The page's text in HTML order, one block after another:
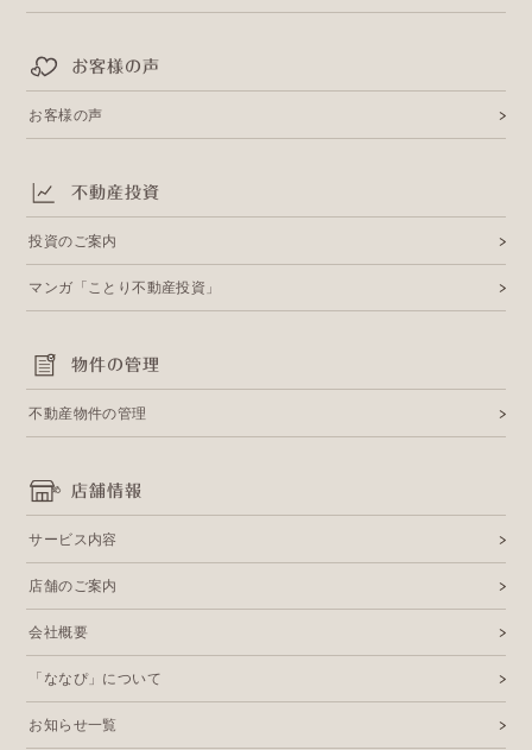
お客様の声
お客様の声
不動産投資
投資のご案内
マンガ「ことり不動産投資」
物件の管理
不動産物件の管理
店舗情報
サービス内容
店舗のご案内
会社概要
「ななぴ」について
お知らせ一覧